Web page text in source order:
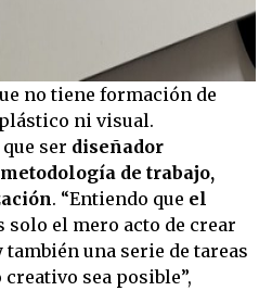
no tiene formación de
ni visual.
ser diseñador
metodología de trabajo,
. “Entiendo que el
solo el mero acto de crear
una serie de tareas
creativo sea posible”,